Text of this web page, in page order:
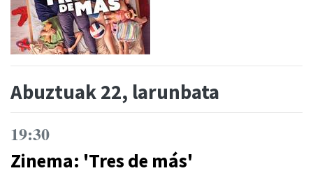
Abuztuak 22, larunbata
19:30
Zinema: 'Tres de más'